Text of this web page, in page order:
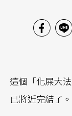
這個「化屎大
已將近完結了。